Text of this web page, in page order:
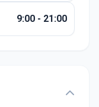
9:00 - 21:00